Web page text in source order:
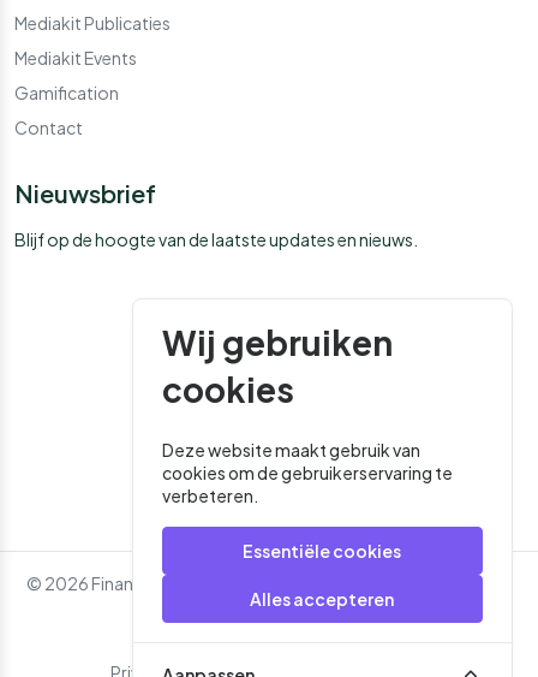
Wij gebruiken
cookies
Deze website maakt gebruik van
cookies om de gebruikerservaring te
verbeteren.
Essentiële cookies
Alles accepteren
Mediakit Publicaties
Mediakit Events
Gamification
Contact
Nieuwsbrief
Blijf op de hoogte van de laatste updates en nieuws.
© 2026 Financial Media. Alle rechten voorbehouden. - Website
Roger That
Privacybeleid Algemene Voorwaarden